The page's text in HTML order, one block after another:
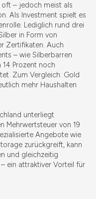
– jedoch meist als
Als Investment spielt es
Lediglich rund drei
in Form von
Zertifikaten. Auch
– wie Silberbarren
Prozent noch
Zum Vergleich: Gold
mehr Haushalten
unterliegt
Mehrwertsteuer von 19
Angebote wie
zurückgreift, kann
und gleichzeitig
ein attraktiver Vorteil für